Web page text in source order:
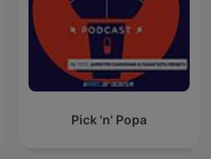
Pick 'n' Popa